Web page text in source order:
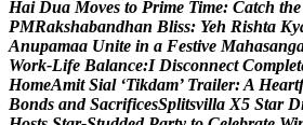
Hai Dua Moves to Prime Time: Catch the
PMRakshabandhan Bliss: Yeh Rishta Ky
Anupamaa Unite in a Festive Mahasang
Work-Life Balance:I Disconnect Complet
HomeAmit Sial ‘Tikdam’ Trailer:A Heartf
Bonds and SacrificesSplitsvilla X5 Star D